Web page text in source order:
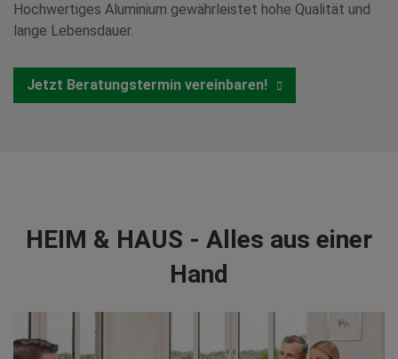
Hochwertiges Aluminium gewährleistet hohe Qualität und
lange Lebensdauer.
Jetzt Beratungstermin vereinbaren!
HEIM & HAUS - Alles aus einer
Hand